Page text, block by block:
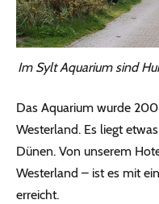
Im Sylt Aquarium sind
Das Aquarium wurde
Westerland. Es liegt
Dünen. Von unserem
Westerland – ist es mit
erreicht.